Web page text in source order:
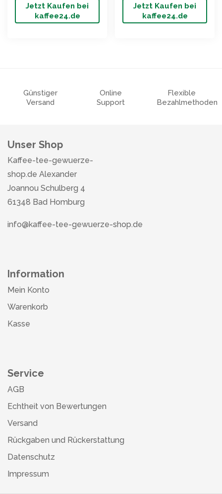
Jetzt Kaufen bei
kaffee24.de
Jetzt Kaufen bei
kaffee24.de
Günstiger
Versand
Online
Support
Flexible
Bezahlmethoden
Unser Shop
Kaffee-tee-gewuerze-
shop.de Alexander
Joannou Schulberg 4
61348 Bad Homburg
info@kaffee-tee-gewuerze-shop.de
Information
Mein Konto
Warenkorb
Kasse
Service
AGB
Echtheit von Bewertungen
Versand
Rückgaben und Rückerstattung
Datenschutz
Impressum